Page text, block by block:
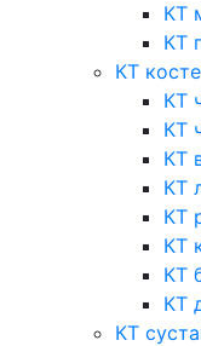
КТ
КТ
КТ
КТ
КТ
КТ
КТ
КТ
КТ
КТ
КТ
КТ